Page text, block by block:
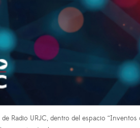
Radio URJC, dentro del espacio